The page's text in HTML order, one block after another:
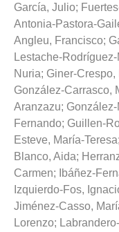
García, Julio;
Antonia-Pastora-
Angleu, Francisco;
Lestache-
Nuria; Giner-Crespo,
González-Carrasco,
Aranzazu;
Fernando; Guillen-
Esteve, María-Teresa;
Blanco, Aida;
Carmen; Ibáñez-
Izquierdo-Fos,
Jiménez-Casso,
Lorenzo;